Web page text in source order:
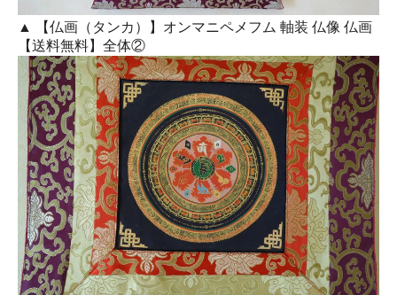
▲ 【仏画（タンカ）】オンマニペメフム 軸装 仏像 仏画
【送料無料】全体②